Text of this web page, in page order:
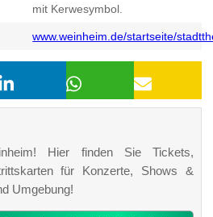
mit Kerwesymbol.
www.weinheim.de/startseite/
Hier finden Sie Tickets,
für Konzerte, Shows &
Umgebung!